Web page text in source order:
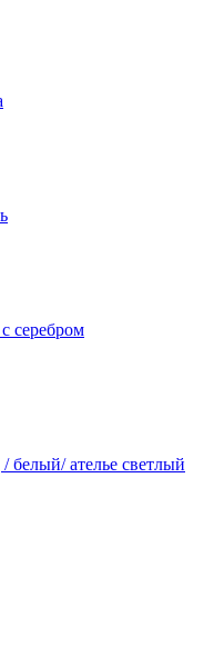
серебром
ателье светлый